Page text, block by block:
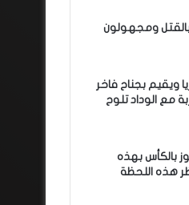
ومجهولون
شهريا ويقيم بجناح فاخر
مع الوداد تلوح
بالكأس بهذه
هذه اللحظة